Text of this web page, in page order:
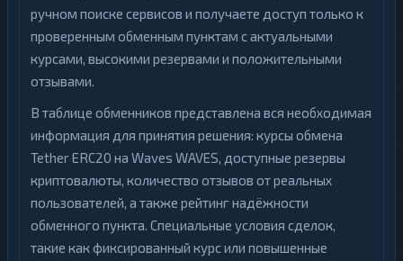
ручном поиске сервисов и получаете доступ только к
проверенным обменным пунктам с актуальными
курсами, высокими резервами и положительными
отзывами.
В таблице обменников представлена вся необходимая
информация для принятия решения: курсы обмена
Tether ERC20 на Waves WAVES, доступные резервы
криптовалюты, количество отзывов от реальных
пользователей, а также рейтинг надёжности
обменного пункта. Специальные условия сделок,
такие как фиксированный курс или повышенные